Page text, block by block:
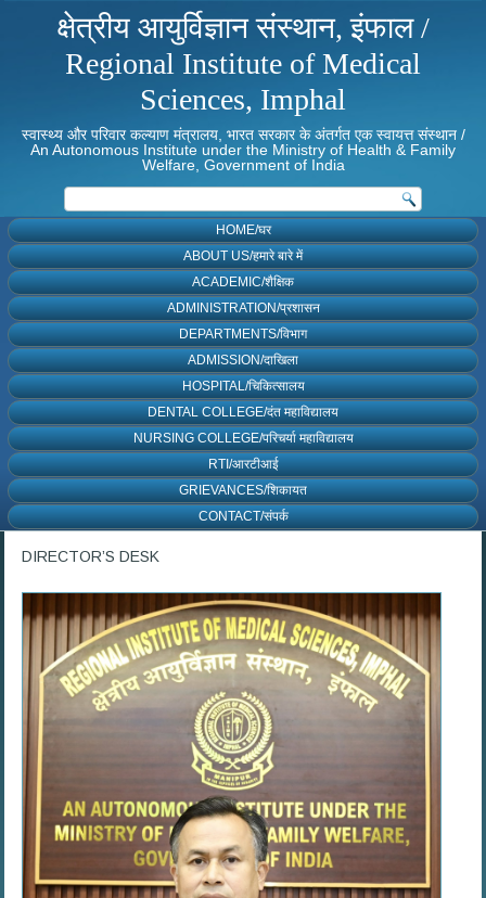
क्षेत्रीय आयुर्विज्ञान संस्थान, इंफाल /
Regional Institute of Medical
Sciences, Imphal
स्वास्थ्य और परिवार कल्याण मंत्रालय, भारत सरकार के अंतर्गत एक स्वायत्त संस्थान /
An Autonomous Institute under the Ministry of Health & Family
Welfare, Government of India
HOME/घर
ABOUT US/हमारे बारे में
ACADEMIC/शैक्षिक
ADMINISTRATION/प्रशासन
DEPARTMENTS/विभाग
ADMISSION/दाखिला
HOSPITAL/चिकित्सालय
DENTAL COLLEGE/दंत महाविद्यालय
NURSING COLLEGE/परिचर्या महाविद्यालय
RTI/आरटीआई
GRIEVANCES/शिकायत
CONTACT/संपर्क
DIRECTOR’S DESK